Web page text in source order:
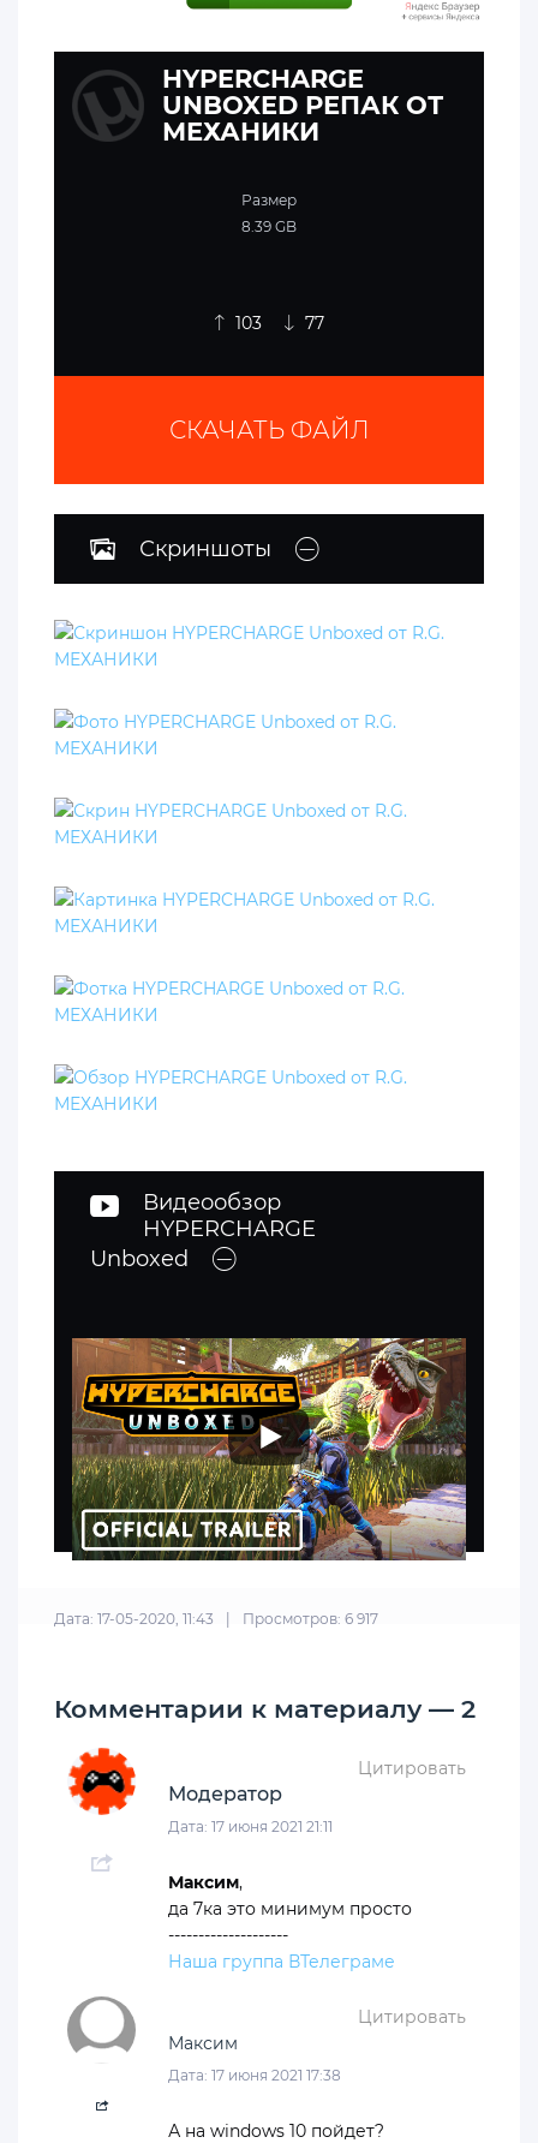
HYPERCHARGE
UNBOXED РЕПАК ОТ
МЕХАНИКИ
Размер
8.39 GB
103 77
СКАЧАТЬ ФАЙЛ
Скриншоты
Видеообзор
HYPERCHARGE
Unboxed
Дата: 17-05-2020, 11:43 Просмотров: 6 917
Комментарии к материалу — 2
Цитировать
Модератор
Дата: 17 июня 2021 21:11
Максим,
да 7ка это минимум просто
--------------------
Наша группа ВТелеграме
Цитировать
Максим
Дата: 17 июня 2021 17:38
А на windows 10 пойдет?